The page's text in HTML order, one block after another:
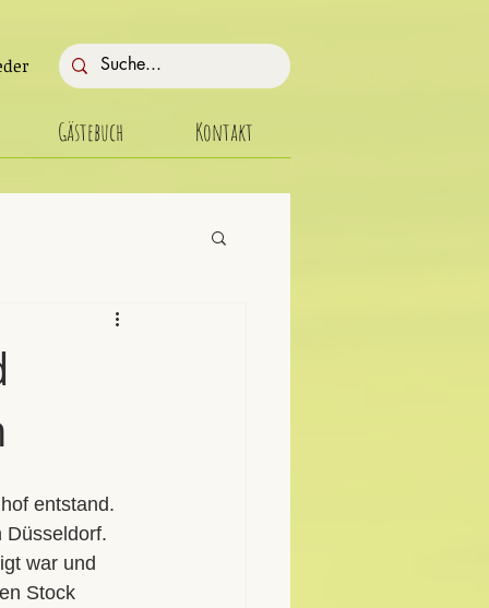
Gästebuch Kontakt
entstand.
Düsseldorf.
war und
Stock